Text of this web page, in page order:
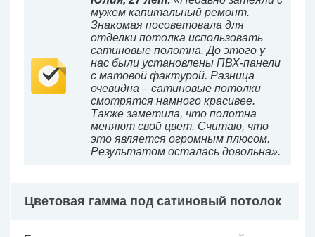
мужем капитальный ремонт.
Знакомая посоветовала для
отделки потолка использовать
сатиновые полотна. До этого у
нас были установлены ПВХ-панели
с матовой фактурой. Разница
очевидна – сатиновые потолки
смотрятся намного красивее.
Также заметила, что полотна
меняют свой цвет. Считаю, что
это является огромным плюсом.
Результатом осталась довольна».
Цветовая гамма под сатиновый потолок